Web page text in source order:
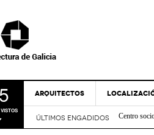
ARQUITECTOS
A CORUÑA
ÚLTIMOS ENGADIDOS
Centro
Nova Sede